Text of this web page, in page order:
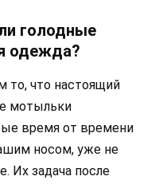
голодные
одежда?
то, что настоящий
мотыльки
время от времени
носом, уже не
Их задача после